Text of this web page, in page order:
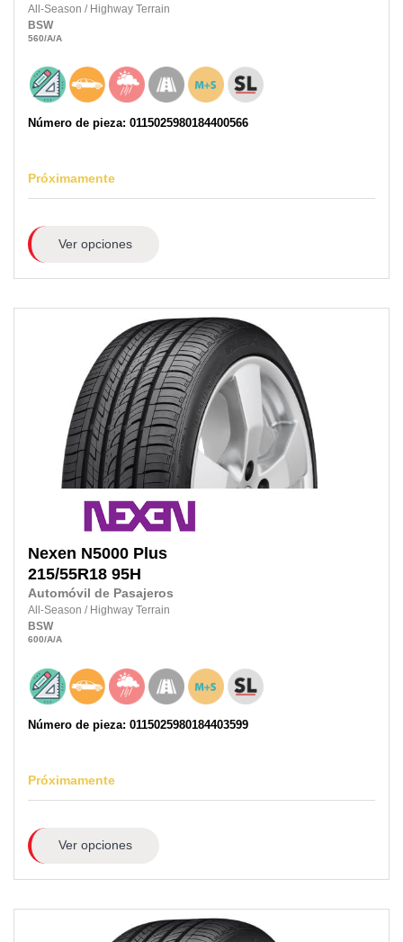
All-Season / Highway Terrain
BSW
560/A/A
Número de pieza: 0115025980184400566
Próximamente
Ver opciones
Nexen N5000 Plus
215/55R18 95H
Automóvil de Pasajeros
All-Season / Highway Terrain
BSW
600/A/A
Número de pieza: 0115025980184403599
Próximamente
Ver opciones